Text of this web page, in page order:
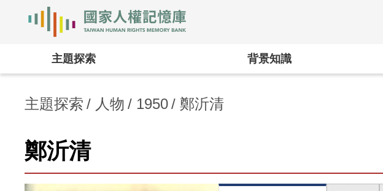
主題探索 背景知識
主題探索 人物 1950 鄭沂清
鄭沂清